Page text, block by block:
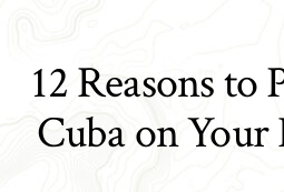
12 Reasons to
Cuba on